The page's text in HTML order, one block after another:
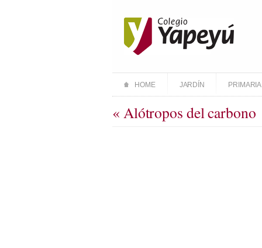
HOME JARDÍN PRIMARIA
« Alótropos del carbono